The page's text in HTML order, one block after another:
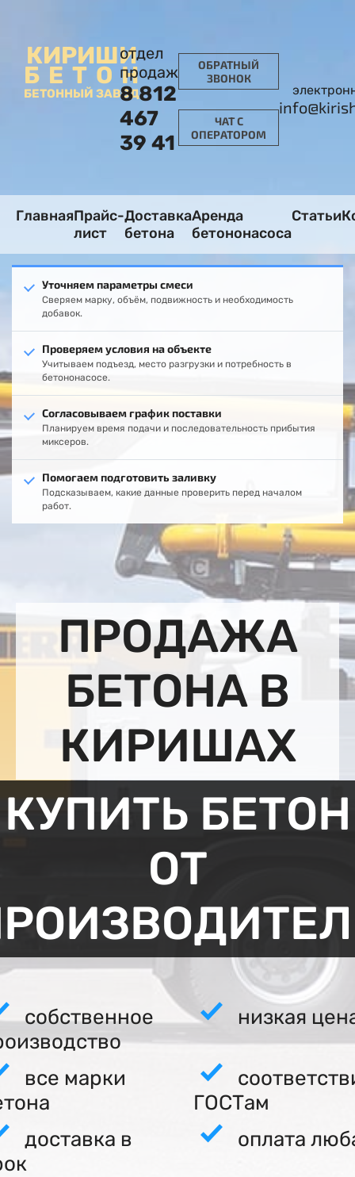
КИРИШИ
БЕТОН
БЕТОННЫЙ ЗАВОД
отдел
продаж
8 812
467
39 41
ОБРАТНЫЙ
ЗВОНОК
ЧАТ С
ОПЕРАТОРОМ
ГлавнаяПрайс-
лист
Доставка
бетона
Аренда
бетононасоса
Статьи
Уточняем параметры смеси
Сверяем марку, объём, подвижность и необходимость
добавок.
Проверяем условия на объекте
Учитываем подъезд, место разгрузки и потребность в
бетононасосе.
Согласовываем график поставки
Планируем время подачи и последовательность прибытия
миксеров.
Помогаем подготовить заливку
Подсказываем, какие данные проверить перед началом
работ.
ПРОДАЖА
БЕТОНА В
КИРИШАХ
КУПИТЬ БЕТОН
ОТ
собственное
низкая
все марки
ГОСТам
доставка в
оплата